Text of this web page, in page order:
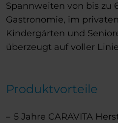
Spannweiten von bis zu
Gastronomie, im
Kindergärten und
überzeugt auf voller
Produktvorteile
5 Jahre CARAVITA